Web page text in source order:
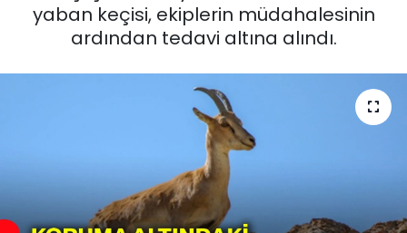
yaban keçisi, ekiplerin müdahalesinin
ardından tedavi altına alındı.
SAĞLIK